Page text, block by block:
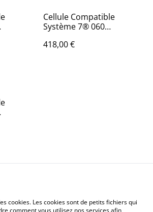
Cellule Compatible
Système 7® 060
418,00 €
cookies. Les cookies sont de petits fichiers qui
comment vous utilisez nos services afin